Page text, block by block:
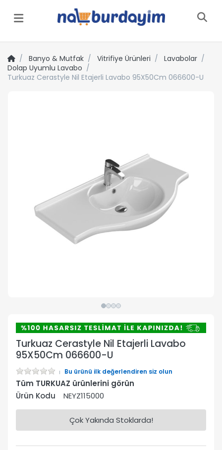
Menü
Banyo & Mutfak Vitrifiye Ürünleri
Lavabolar
Dolap Uyumlu Lavabo
Turkuaz Cerastyle Nil Etajerli Lavabo 95X50Cm 066600-U
Turkuaz Cerastyle Nil Etajerli Lavabo
95X50Cm 066600-U
Bu ürünü ilk değerlendiren siz olun
Tüm TURKUAZ ürünlerini görün
Ürün Kodu
NEYZ115000
Çok Yakında Stoklarda!